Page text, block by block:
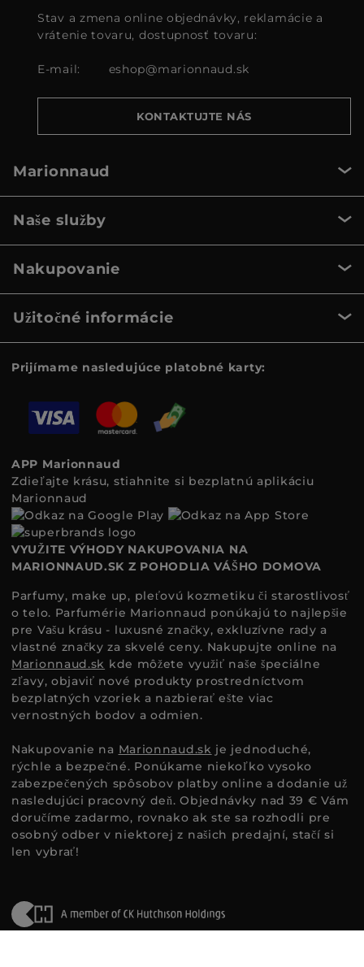
Stav a zmena online objednávky, reklamácie a
vrátenie tovaru, dostupnosť tovaru:
E-mail: eshop@marionnaud.sk
KONTAKTUJTE NÁS
Marionnaud
Naše služby
Nakupovanie
Užitočné informácie
Prijímame nasledujúce platobné karty:
APP Marionnaud
Zdieľajte krásu, stiahnite si bezplatnú aplikáciu
Marionnaud
VYUŽITE VÝHODY NAKUPOVANIA NA
MARIONNAUD.SK Z POHODLIA VÁŠHO DOMOVA
Parfumy, make up, pleťovú kozmetiku či starostlivosť
o telo. Parfumérie Marionnaud ponúkajú to najlepšie
pre Vašu krásu - luxusné značky, exkluzívne rady a
vlastné značky za skvelé ceny. Nakupujte online na
Marionnaud.sk kde môžete využiť naše špeciálne
zľavy, objaviť nové produkty prostredníctvom
bezplatných vzoriek a nazbierať ešte viac
vernostných bodov a odmien.
Nakupovanie na Marionnaud.sk je jednoduché,
rýchle a bezpečné. Ponúkame niekoľko vysoko
zabezpečených spôsobov platby online a dodanie už
nasledujúci pracovný deň. Objednávky nad 39 € Vám
doručíme zadarmo, rovnako ak ste sa rozhodli pre
osobný odber v niektorej z našich predajní, stačí si
len vybrať!